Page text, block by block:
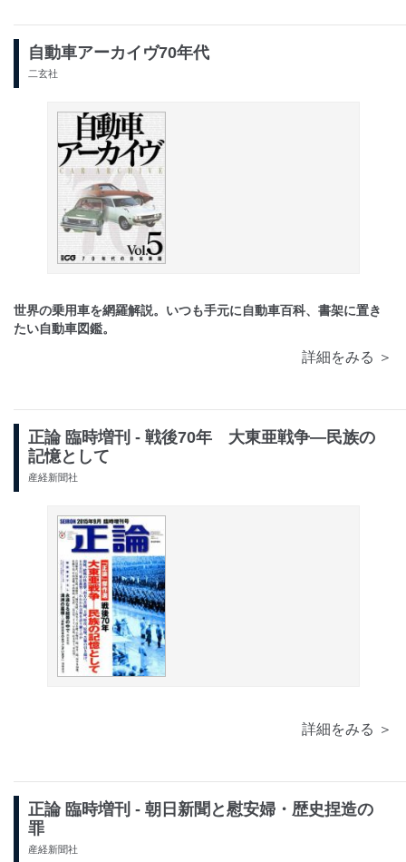
自動車アーカイヴ70年代
二玄社
世界の乗用車を網羅解説。いつも手元に自動車百科、書架に置き
たい自動車図鑑。
詳細をみる ＞
正論 臨時増刊 - 戦後70年 大東亜戦争―民族の
記憶として
産経新聞社
詳細をみる ＞
正論 臨時増刊 - 朝日新聞と慰安婦・歴史捏造の
罪
産経新聞社